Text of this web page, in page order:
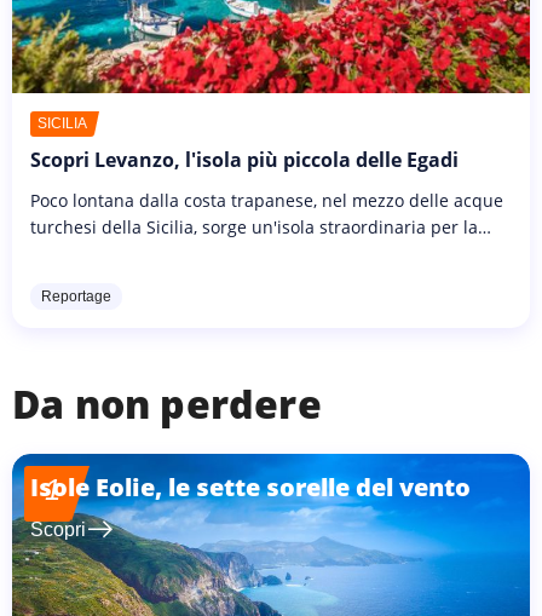
SICILIA
Scopri Levanzo, l'isola più piccola delle Egadi
Poco lontana dalla costa trapanese, nel mezzo delle acque
turchesi della Sicilia, sorge un'isola straordinaria per la
Reportage
Da non perdere
1
Isole Eolie, le sette sorelle del vento
Scoprieast